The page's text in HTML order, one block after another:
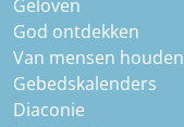
Geloven
God ontdekken
Van mensen houden
Gebedskalenders
Diaconie